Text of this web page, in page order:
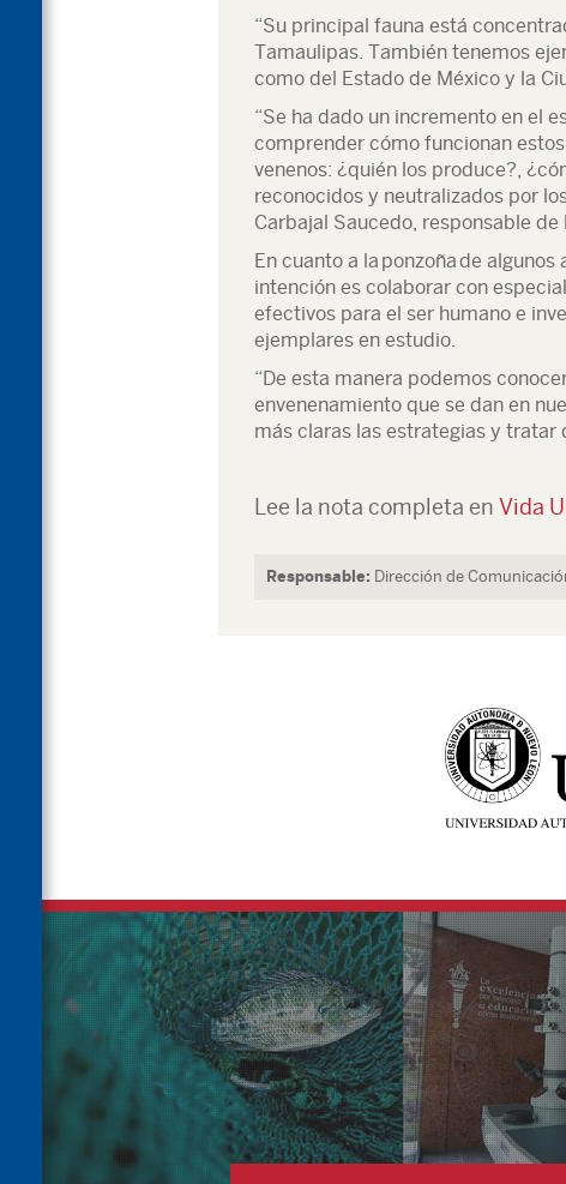
“Su principal fauna está
Tamaulipas. También tenemos
como del Estado de México y la
“Se ha dado un incremento en el
comprender cómo funcionan
venenos: ¿quién los produce?,
reconocidos y neutralizados por
Carbajal Saucedo, responsable
En cuanto a la ponzoña de
intención es colaborar con
efectivos para el ser humano e
ejemplares en estudio.
“De esta manera podemos
envenenamiento que se dan en
más claras las estrategias y tratar
Lee la nota completa en Vida
Responsable: Dirección de